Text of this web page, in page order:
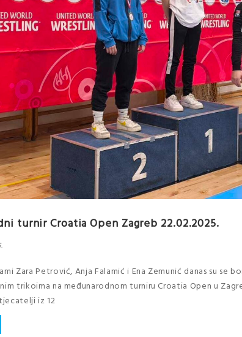
turnir Croatia Open Zagreb 22.02.2025.
Zara Petrović, Anja Falamić i Ena Zemunić danas su se
trikoima na međunarodnom turniru Croatia Open u
iz 12